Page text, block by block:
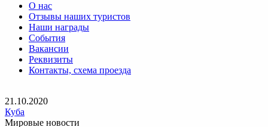
О нас
Отзывы наших туристов
Наши награды
События
Вакансии
Реквизиты
Контакты, схема проезда
21.10.2020
Куба
Мировые новости